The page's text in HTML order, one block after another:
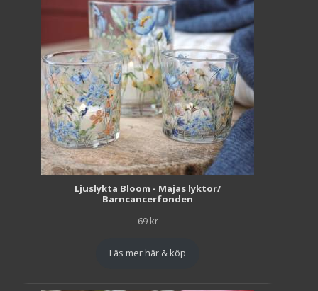
Ljuslykta Bloom - Majas lyktor/
Barncancerfonden
69 kr
Läs mer här & köp